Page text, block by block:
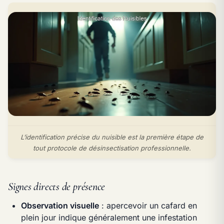
L’identification précise du nuisible est la première étape de
tout protocole de désinsectisation professionnelle.
Signes directs de présence
Observation visuelle: apercevoir un cafard en
plein jour indique généralement une infestation